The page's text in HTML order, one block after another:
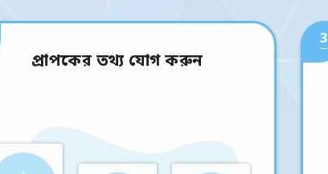
প্রাপকের তথ্য যোগ করুন
3